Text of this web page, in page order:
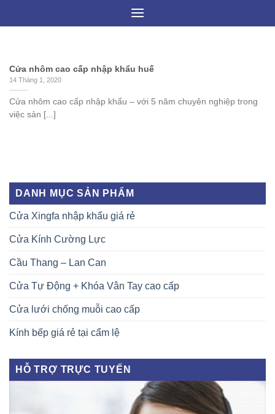
Cửa nhôm cao cấp nhập khẩu huế
14 Tháng 1, 2020
Cửa nhôm cao cấp nhập khẩu – với 5 năm chuyên nghiệp trong
việc sản [...]
DANH MỤC SẢN PHẨM
Cửa Xingfa nhập khẩu giá rẻ
Cửa Kính Cường Lực
Cầu Thang – Lan Can
Cửa Tự Động + Khóa Vân Tay cao cấp
Cửa lưới chống muỗi cao cấp
Kính bếp giá rẻ tại cẩm lệ
HỖ TRỢ TRỰC TUYẾN